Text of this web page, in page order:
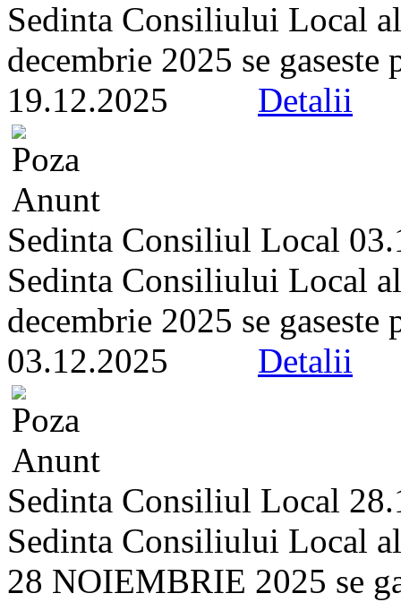
Sedinta Consiliului Local
decembrie 2025 se
19.12.2025 Detalii
Sedinta Consiliul Local
Sedinta Consiliului Local
decembrie 2025 se
03.12.2025 Detalii
Sedinta Consiliul Local
Sedinta Consiliului Local
28 NOIEMBRIE 2025 se